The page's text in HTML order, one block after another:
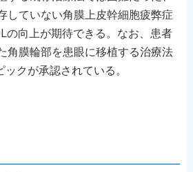
していない角膜上皮幹細胞疲弊症
の向上が期待できる。なお、患者
角膜輪部を患眼に移植する治療法
クが承認されている。